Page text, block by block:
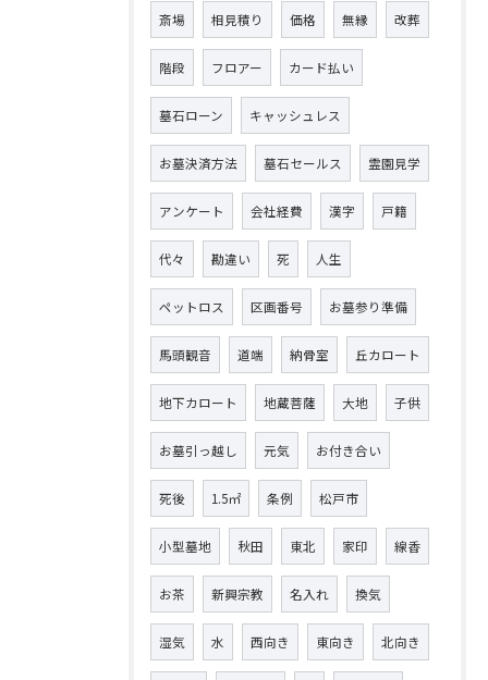
斎場 相見積り 価格 無縁 改葬
階段 フロアー カード払い
墓石ローン キャッシュレス
お墓決済方法 墓石セールス 霊園見学
アンケート 会社経費 漢字 戸籍
代々 勘違い 死 人生
ペットロス 区画番号 お墓参り準備
馬頭観音 道端 納骨室 丘カロート
地下カロート 地蔵菩薩 大地 子供
お墓引っ越し 元気 お付き合い
死後 1.5㎡ 条例 松戸市
小型墓地 秋田 東北 家印 線香
お茶 新興宗教 名入れ 換気
湿気 水 西向き 東向き 北向き